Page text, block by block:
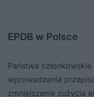
EPDB w Polsce
Państwa
wprowadzenia
zmniejszenie zużycia